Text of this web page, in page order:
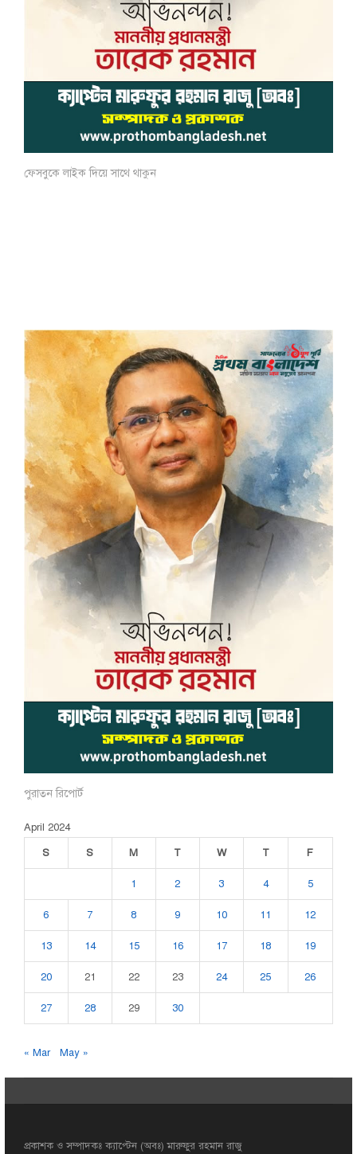
ফেসবুকে লাইক দিয়ে সাথে থাকুন
পুরাতন রিপোর্ট
April 2024
S
S M T W T F
1 2 3 4 5
6 7 8 9 10 11 12
13 14 15 16 17 18 19
20 21 22 23 24 25 26
27 28 29 30
« Mar May »
প্রকাশক ও সম্পাদকঃ ক্যাপ্টেন (অবঃ) মারুফুর রহমান রাজু